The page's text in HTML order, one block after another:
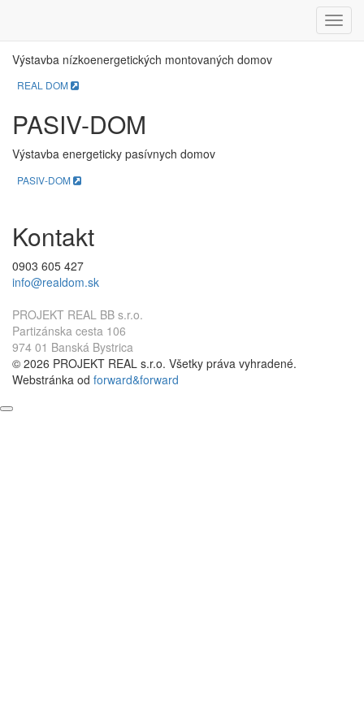
Menu
Výstavba nízkoenergetických montovaných domov
REAL DOM
PASIV-DOM
Výstavba energeticky pasívnych domov
PASIV-DOM
Kontakt
0903 605 427
info@realdom.sk
PROJEKT REAL BB s.r.o.
Partizánska cesta 106
974 01 Banská Bystrica
© 2026 PROJEKT REAL s.r.o. Všetky práva vyhradené.
Webstránka od forward&forward